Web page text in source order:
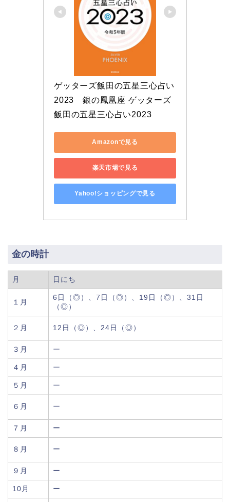
ゲッターズ飯田の五星三心占い
2023　銀の鳳凰座 ゲッターズ
飯田の五星三心占い2023
Amazonで見る
楽天市場で見る
Yahoo!ショッピングで見る
金の時計
月 日にち
１月
6日（◎）、7日（◎）、19日（◎）、31日
（◎）
２月 12日（◎）、24日（◎）
３月 ー
４月 ー
５月 ー
６月 ー
７月 ー
８月 ー
９月 ー
10月 ー